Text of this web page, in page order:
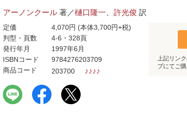
アーノンクール 著／樋口隆一 許光俊 訳
定価 4,070円 (本体3,700円+税)
判型・頁数
4-6・328頁
発行年月
1997年6月
ISBNコード
9784276203709
商品コード
203700 ♪♪♪♪
上記リン
プにてご